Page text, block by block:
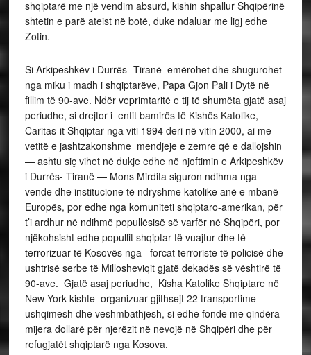
shqiptarë me një vendim absurd, kishin shpallur Shqipërinë
shtetin e parë ateist në botë, duke ndaluar me ligj edhe
Zotin.
Si Arkipeshkëv i Durrës- Tiranë emërohet dhe shugurohet
nga miku i madh i shqiptarëve, Papa Gjon Pali i Dytë në
fillim të 90-ave. Ndër veprimtaritë e tij të shumëta gjatë asaj
periudhe, si drejtor i entit bamirës të Kishës Katolike,
Caritas-it Shqiptar nga viti 1994 deri në vitin 2000, ai me
vetitë e jashtzakonshme mendjeje e zemre që e dallojshin
— ashtu siç vihet në dukje edhe në njoftimin e Arkipeshkëv
i Durrës- Tiranë — Mons Mirdita siguron ndihma nga
vende dhe institucione të ndryshme katolike anë e mbanë
Europës, por edhe nga komuniteti shqiptaro-amerikan, për
t’i ardhur në ndihmë popullësisë së varfër në Shqipëri, por
njëkohsisht edhe popullit shqiptar të vuajtur dhe të
terrorizuar të Kosovës nga forcat terroriste të policisë dhe
ushtrisë serbe të Millosheviqit gjatë dekadës së vështirë të
90-ave. Gjatë asaj periudhe, Kisha Katolike Shqiptare në
New York kishte organizuar gjithsejt 22 transportime
ushqimesh dhe veshmbathjesh, si edhe fonde me qindëra
mijera dollarë për njerëzit në nevojë në Shqipëri dhe për
refugjatët shqiptarë nga Kosova.